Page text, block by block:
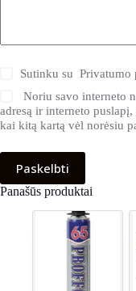
Sutinku suPrivatumo
Noriu savo interneto
adresą ir interneto
kai kitą kartą vėl norėsiu
Paskelbti
Panašūs produktai